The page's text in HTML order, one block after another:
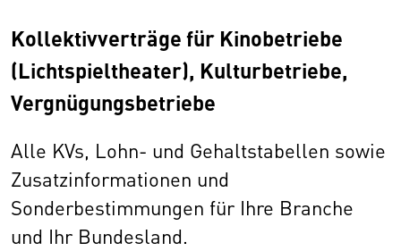
Kollektivverträge für Kinobetriebe
(Lichtspieltheater), Kulturbetriebe,
Vergnügungsbetriebe
Alle KVs, Lohn- und Gehaltstabellen sowie
Zusatzinformationen und
Sonderbestimmungen für Ihre Branche
und Ihr Bundesland.